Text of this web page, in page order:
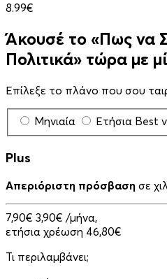
8.99€
Άκουσέ το «Πως να
Πολιτικά» τώρα με
Επίλεξε το πλάνο που σου
Μηνιαία Ετήσια Best
Plus
Απεριόριστη πρόσβαση σε
7,90€ 3,90€ /μήνα,
ετήσια χρέωση 46,80€
Τι περιλαμβάνει;